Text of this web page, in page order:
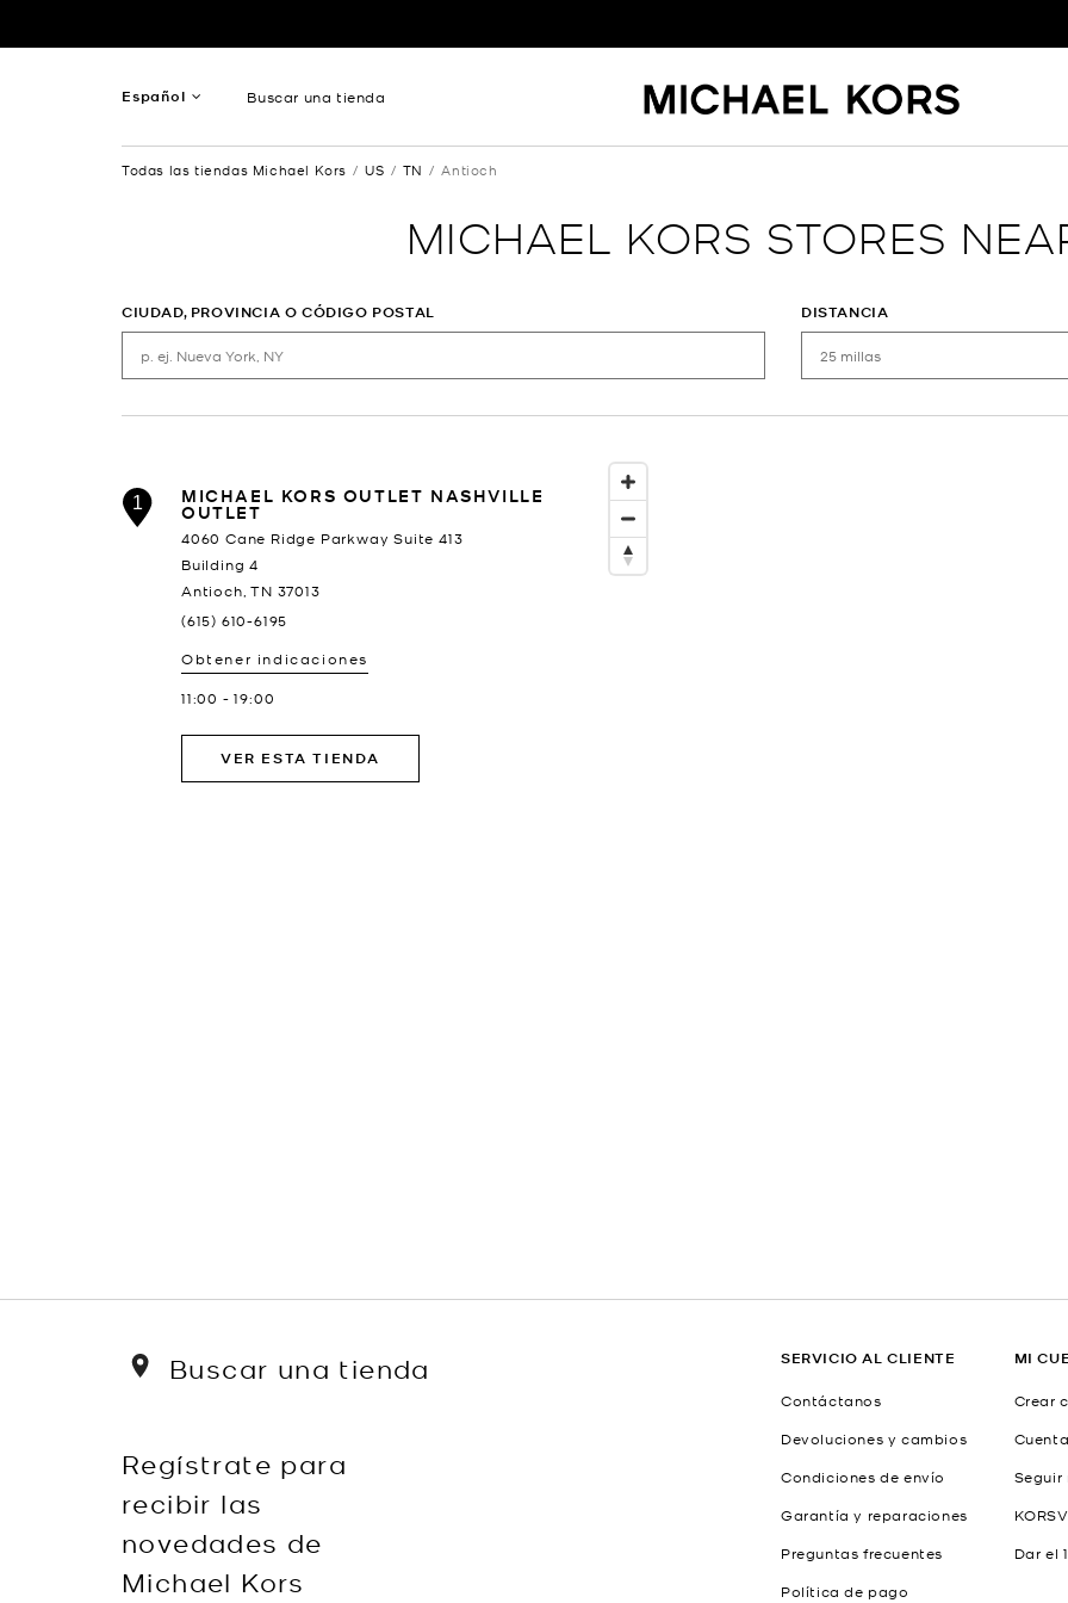
Español Buscar una tienda
Todas las tiendas Michael Kors US TN Antioch
MICHAEL KORS STORES
CIUDAD, PROVINCIA O CÓDIGO POSTAL DISTANCIA
1 MICHAEL KORS OUTLET NASHVILLE
OUTLET
4060 Cane Ridge Parkway Suite 413
Building 4
Antioch TN 37013
(615) 610-6195
Obtener indicaciones
11:00 -19:00
VER ESTA TIENDA
Buscar una tienda
Regístrate para
recibir las
novedades de
Michael Kors
SERVICIO AL CLIENTE
Contáctanos
Devoluciones y cambios
Condiciones de envío
Garantía y reparaciones
Preguntas frecuentes
Política de pago
MI
Crear
Seguir
Dar el